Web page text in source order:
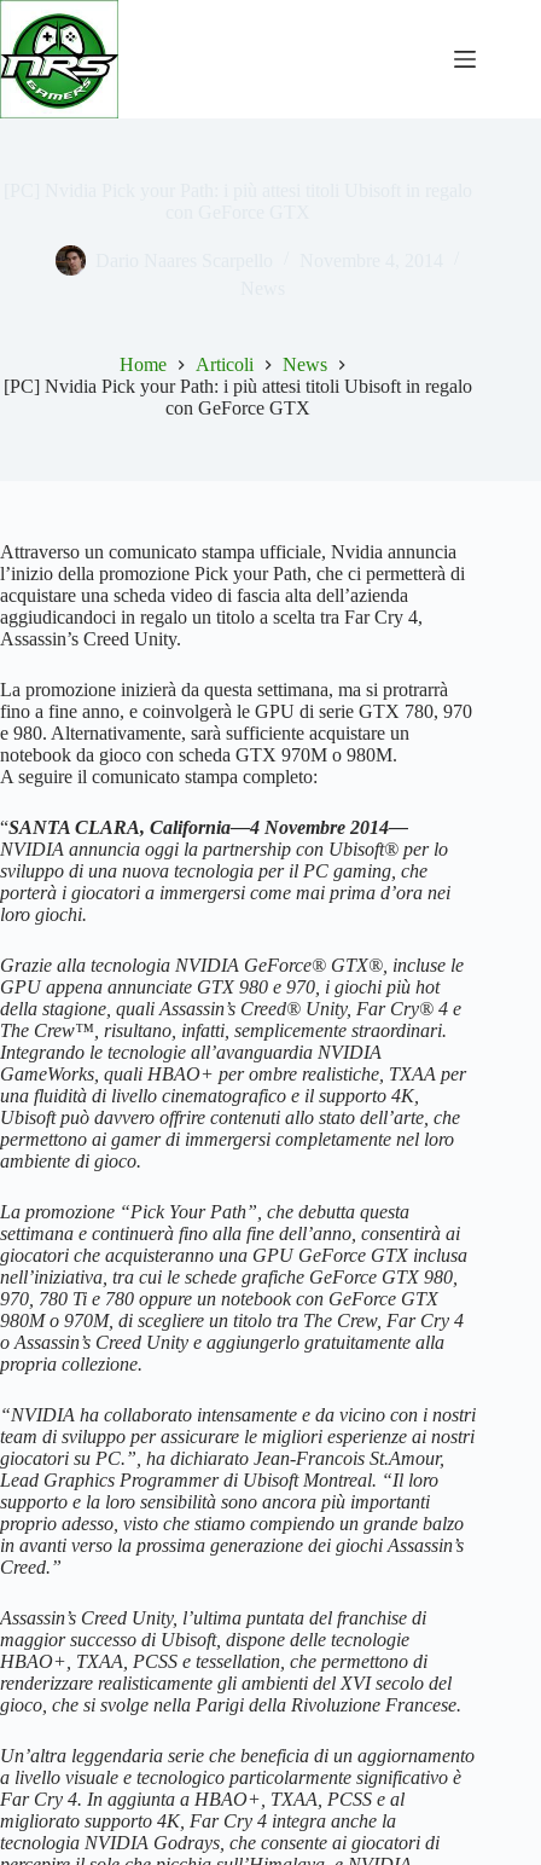
Salta
contenuto
Home Articoli
News
[PC] Nvidia Pick your Path: i più attesi titoli Ubisoft in regalo
con GeForce GTX
Attraverso un comunicato stampa ufficiale, Nvidia annuncia
l’inizio della promozione Pick your Path, che ci permetterà di
acquistare una scheda video di fascia alta dell’azienda
aggiudicandoci in regalo un titolo a scelta tra Far Cry 4,
Assassin’s Creed Unity.
La promozione inizierà da questa settimana, ma si protrarrà
fino a fine anno, e coinvolgerà le GPU di serie GTX 780, 970
e 980. Alternativamente, sarà sufficiente acquistare un
notebook da gioco con scheda GTX 970M o 980M.
A seguire il comunicato stampa completo:
“SANTA CLARA, California—4 Novembre 2014—
NVIDIA annuncia oggi la partnership con Ubisoft® per lo
sviluppo di una nuova tecnologia per il PC gaming, che
porterà i giocatori a immergersi come mai prima d’ora nei
loro giochi.
Grazie alla tecnologia NVIDIA GeForce® GTX®, incluse le
GPU appena annunciate GTX 980 e 970, i giochi più hot
della stagione, quali Assassin’s Creed® Unity, Far Cry® 4 e
The Crew™, risultano, infatti, semplicemente straordinari.
Integrando le tecnologie all’avanguardia NVIDIA
GameWorks, quali HBAO+ per ombre realistiche, TXAA per
una fluidità di livello cinematografico e il supporto 4K,
Ubisoft può davvero offrire contenuti allo stato dell’arte, che
permettono ai gamer di immergersi completamente nel loro
ambiente di gioco.
La promozione “Pick Your Path”, che debutta questa
settimana e continuerà fino alla fine dell’anno, consentirà ai
giocatori che acquisteranno una GPU GeForce GTX inclusa
nell’iniziativa, tra cui le schede grafiche GeForce GTX 980,
970, 780 Ti e 780 oppure un notebook con GeForce GTX
980M o 970M, di scegliere un titolo tra The Crew, Far Cry 4
o Assassin’s Creed Unity e aggiungerlo gratuitamente alla
propria collezione.
“NVIDIA ha collaborato intensamente e da vicino con i nostri
team di sviluppo per assicurare le migliori esperienze ai nostri
giocatori su PC.”, ha dichiarato Jean-Francois St.Amour,
Lead Graphics Programmer di Ubisoft Montreal. “Il loro
supporto e la loro sensibilità sono ancora più importanti
proprio adesso, visto che stiamo compiendo un grande balzo
in avanti verso la prossima generazione dei giochi Assassin’s
Creed.”
Assassin’s Creed Unity, l’ultima puntata del franchise di
maggior successo di Ubisoft, dispone delle tecnologie
HBAO+, TXAA, PCSS e tessellation, che permettono di
renderizzare realisticamente gli ambienti del XVI secolo del
gioco, che si svolge nella Parigi della Rivoluzione Francese.
Un’altra leggendaria serie che beneficia di un aggiornamento
a livello visuale e tecnologico particolarmente significativo è
Far Cry 4. In aggiunta a HBAO+, TXAA, PCSS e al
migliorato supporto 4K, Far Cry 4 integra anche la
tecnologia NVIDIA Godrays, che consente ai giocatori di